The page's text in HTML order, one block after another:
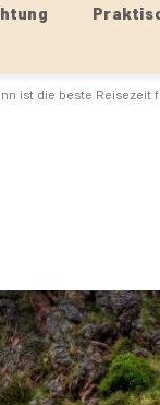
ist die beste Reisezeit